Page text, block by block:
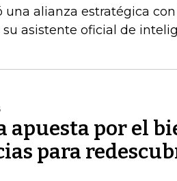
una alianza estratégica
asistente oficial de
apuesta por el
para